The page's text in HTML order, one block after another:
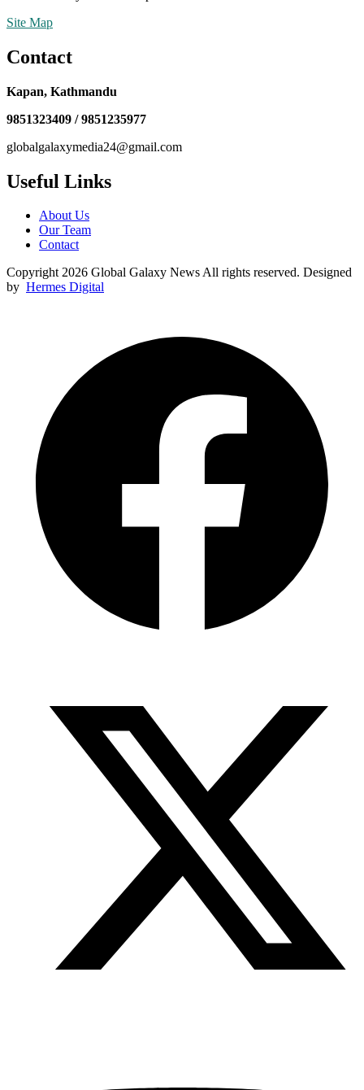
Site Map
Contact
Kapan, Kathmandu
9851323409 / 9851235977
globalgalaxymedia24@gmail.com
Useful Links
About Us
Our Team
Contact
Copyright 2026 Global Galaxy News All rights reserved. Designed
by Hermes Digital